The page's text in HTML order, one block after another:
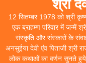
श्री
12 सितम्बर 1978 को श्री
एक ब्राहम्ण परिवार में जन्में
संस्कृति और संस्कारों के
अनसुईया देवी एंव पिताजी श्री
लोक कथाओं का वर्णन सुनते